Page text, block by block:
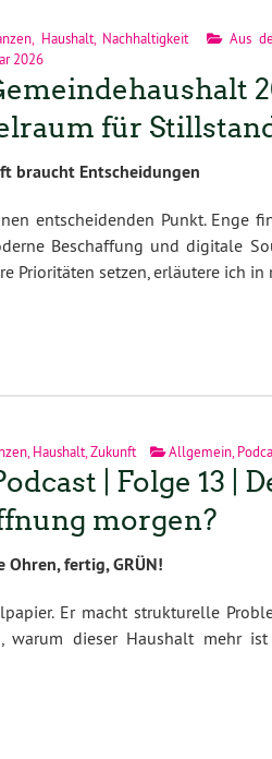
, Haushalt, Nachhaltigkeit Aus
2026
für
braucht Entscheidungen
entscheidenden Punkt. Enge
Beschaffung und digitale
Prioritäten setzen, erläutere ich in
, Haushalt, Zukunft Allgemein,
| Folge 13 |
morgen?
Ohren, fertig, GRÜN!
Er macht strukturelle
warum dieser Haushalt mehr